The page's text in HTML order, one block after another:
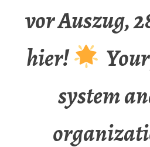
vor Auszug,
hier!
system